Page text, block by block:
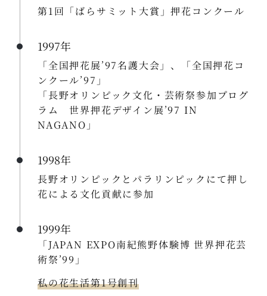
第1回「ばらサミット大賞」押花コンクール
1997年
「全国押花展’97名護大会」、「全国押花コ
ンクール’97」
「長野オリンピック文化・芸術祭参加プログ
ラム 世界押花デザイン展’97 IN
NAGANO」
1998年
長野オリンピックとパラリンピックにて押し
花による文化貢献に参加
1999年
「JAPAN EXPO南紀熊野体験博 世界押花芸
術祭’99」
私の花生活第1号創刊